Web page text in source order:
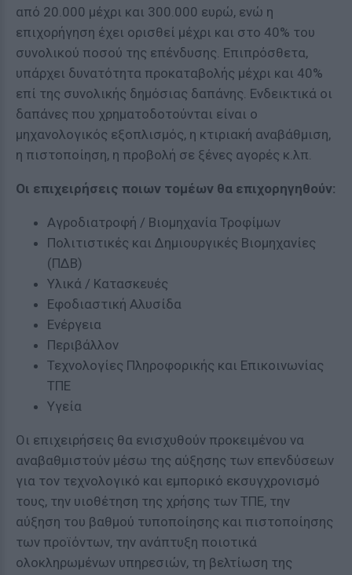
από 20.000 μέχρι και 300.000 ευρώ, ενώ η
επιχορήγηση έχει ορισθεί μέχρι και στο 40% του
συνολικού ποσού της επένδυσης. Επιπρόσθετα,
υπάρχει δυνατότητα προκαταβολής μέχρι και 40%
επί της συνολικής δημόσιας δαπάνης. Ενδεικτικά οι
δαπάνες που χρηματοδοτούνται είναι ο
μηχανολογικός εξοπλισμός, η κτιριακή αναβάθμιση,
η πιστοποίηση, η προβολή σε ξένες αγορές κ.λπ.
Οι επιχειρήσεις ποιων τομέων θα επιχορηγηθούν:
Αγροδιατροφή / Βιομηχανία Τροφίμων
Πολιτιστικές και Δημιουργικές Βιομηχανίες
(ΠΔΒ)
Υλικά / Κατασκευές
Εφοδιαστική Αλυσίδα
Ενέργεια
Περιβάλλον
Τεχνολογίες Πληροφορικής και Επικοινωνίας
ΤΠΕ
Υγεία
Οι επιχειρήσεις θα ενισχυθούν προκειμένου να
αναβαθμιστούν μέσω της αύξησης των επενδύσεων
για τον τεχνολογικό και εμπορικό εκσυγχρονισμό
τους, την υιοθέτηση της χρήσης των ΤΠΕ, την
αύξηση του βαθμού τυποποίησης και πιστοποίησης
των προϊόντων, την ανάπτυξη ποιοτικά
ολοκληρωμένων υπηρεσιών, τη βελτίωση της